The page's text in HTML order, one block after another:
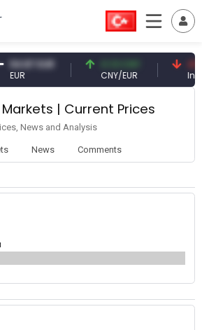
54.87 EUR
EUR CNY/EUR
| Current Prices
News and Analysis
News Comments